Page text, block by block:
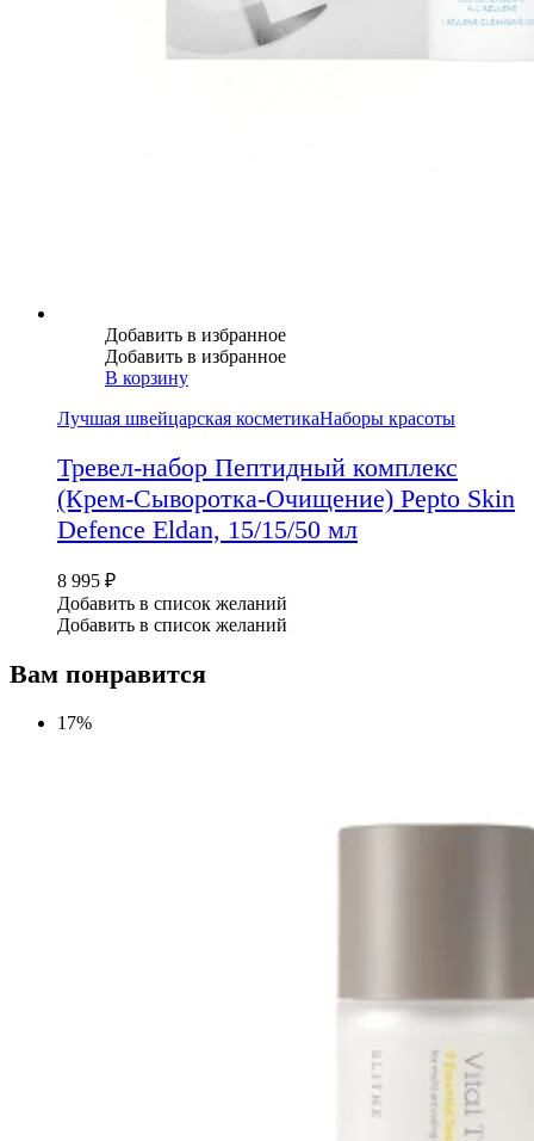
Добавить в избранное
Добавить в избранное
В корзину
Лучшая швейцарская косметикаНаборы красоты
Тревел-набор Пептидный комплекс
(Крем-Сыворотка-Очищение) Pepto Skin
Defence Eldan, 15/15/50 мл
8 995 ₽
Добавить в список желаний
Добавить в список желаний
Вам понравится
17%